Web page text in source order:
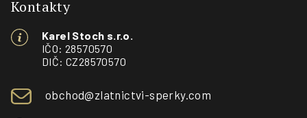
Kontakty
Karel Stoch s.r.o.
IČO: 28570570
DIČ: CZ28570570
obchod@zlatnictvi-sperky.com